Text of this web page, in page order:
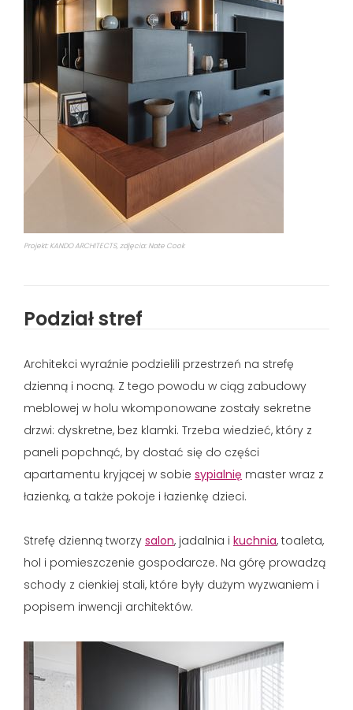
Projekt: KANDO ARCHITECTS, zdjęcia: Nate Cook
Podział stref
Architekci wyraźnie podzielili przestrzeń na strefę
dzienną i nocną. Z tego powodu w ciąg zabudowy
meblowej w holu wkomponowane zostały sekretne
drzwi: dyskretne, bez klamki. Trzeba wiedzieć, który z
paneli popchnąć, by dostać się do części
apartamentu kryjącej w sobie sypialnię master wraz z
łazienką, a także pokoje i łazienkę dzieci.
Strefę dzienną tworzy salon, jadalnia i kuchnia, toaleta,
hol i pomieszczenie gospodarcze. Na górę prowadzą
schody z cienkiej stali, które były dużym wyzwaniem i
popisem inwencji architektów.